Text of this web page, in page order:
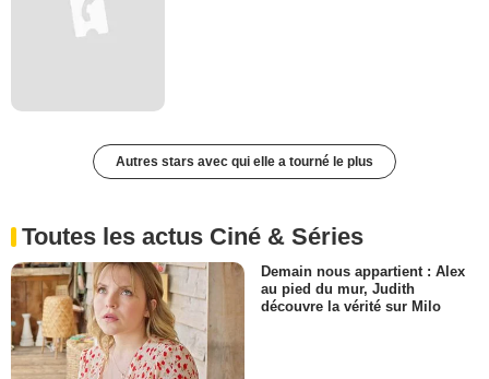
Autres stars avec qui elle a tourné le plus
Toutes les actus Ciné & Séries
Demain nous appartient : Alex
au pied du mur, Judith
découvre la vérité sur Milo